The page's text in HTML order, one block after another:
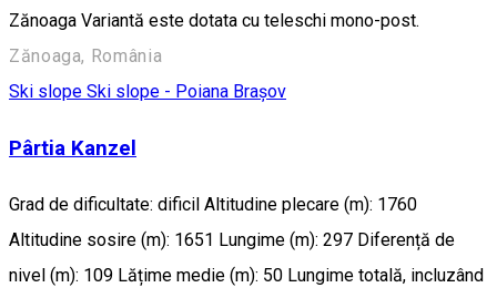
Zănoaga Variantă este dotata cu teleschi mono-post.
Zănoaga, România
Ski slope Ski slope - Poiana Brașov
Pârtia Kanzel
Grad de dificultate: dificil Altitudine plecare (m): 1760
Altitudine sosire (m): 1651 Lungime (m): 297 Diferență de
nivel (m): 109 Lățime medie (m): 50 Lungime totală, incluzând